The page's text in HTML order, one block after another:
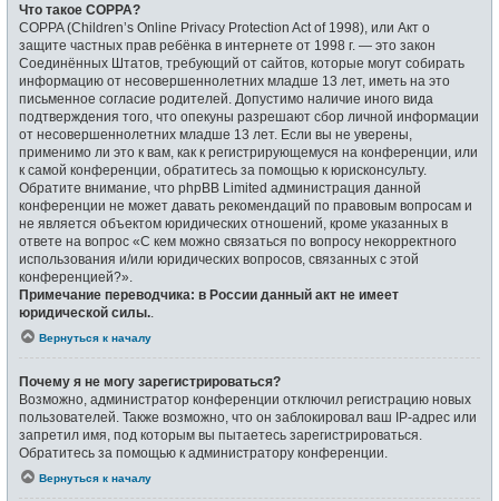
Что такое COPPA?
COPPA (Children’s Online Privacy Protection Act of 1998), или Акт о
защите частных прав ребёнка в интернете от 1998 г. — это закон
Соединённых Штатов, требующий от сайтов, которые могут собирать
информацию от несовершеннолетних младше 13 лет, иметь на это
письменное согласие родителей. Допустимо наличие иного вида
подтверждения того, что опекуны разрешают сбор личной информации
от несовершеннолетних младше 13 лет. Если вы не уверены,
применимо ли это к вам, как к регистрирующемуся на конференции, или
к самой конференции, обратитесь за помощью к юрисконсульту.
Обратите внимание, что phpBB Limited администрация данной
конференции не может давать рекомендаций по правовым вопросам и
не является объектом юридических отношений, кроме указанных в
ответе на вопрос «С кем можно связаться по вопросу некорректного
использования и/или юридических вопросов, связанных с этой
конференцией?».
Примечание переводчика: в России данный акт не имеет
юридической силы.
Вернуться к началу
Почему я не могу зарегистрироваться?
Возможно, администратор конференции отключил регистрацию новых
пользователей. Также возможно, что он заблокировал ваш IP-адрес или
запретил имя, под которым вы пытаетесь зарегистрироваться.
Обратитесь за помощью к администратору конференции.
Вернуться к началу